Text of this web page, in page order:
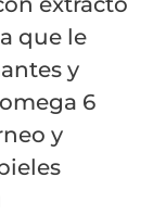
que le
y
6
y